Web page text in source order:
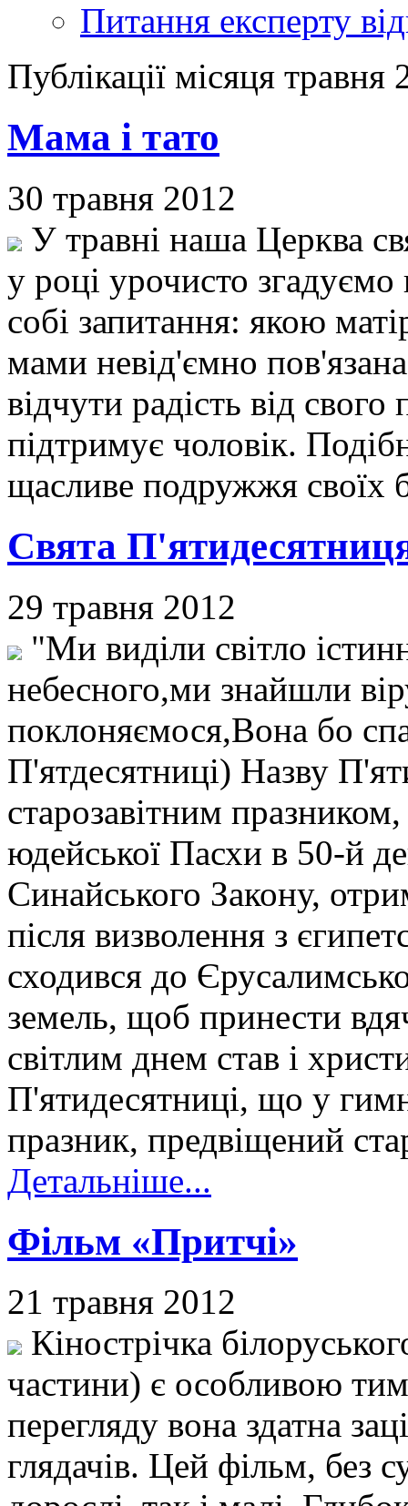
Питання експерту
Публікації місяця травня
Мама і тато
30 травня 2012
У травні наша Церква
у році урочисто
собі запитання: якою
мами невід'ємно
відчути радість від
підтримує чоловік.
щасливе подружжя своїх
Свята
29 травня 2012
"Ми виділи світло
небесного,ми знайшли
поклоняємося,Вона бо
П'ятдесятниці) Назву
старозавітним
юдейської Пасхи в 50-й
Синайського Закону,
після визволення з
сходився до
земель, щоб принести
світлим днем став і
П'ятидесятниці, що у
празник, предвіщений
Детальніше...
Фільм «Притчі»
21 травня 2012
Кінострічка
частини) є особливою
перегляду вона здатна
глядачів. Цей фільм, без